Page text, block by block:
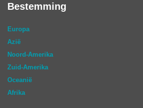
Bestemming
Europa
Azië
Noord-Amerika
Zuid-Amerika
Oceanië
Afrika